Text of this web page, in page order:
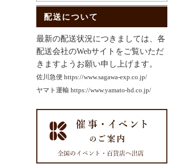
配送について
最新の配送状況につきましては、各
配送会社のWebサイトをご覧いただ
きますようお願い申し上げます。
佐川急便 https://www.sagawa-exp.co.jp/
ヤマト運輸 https://www.yamato-hd.co.jp/